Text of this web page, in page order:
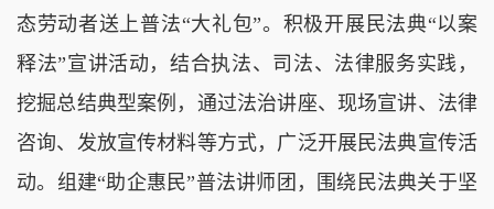
态劳动者送上普法“大礼包”。积极开展民法典“以案
释法”宣讲活动，结合执法、司法、法律服务实践，
挖掘总结典型案例，通过法治讲座、现场宣讲、法律
咨询、发放宣传材料等方式，广泛开展民法典宣传活
动。组建“助企惠民”普法讲师团，围绕民法典关于坚